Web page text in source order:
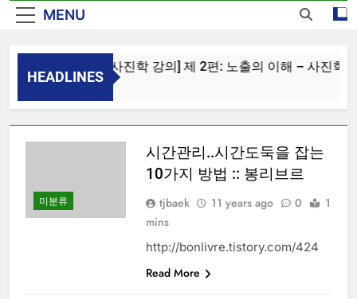
하루 ‘3분’ 투자로 ‘거북목’ 탈출하는 스트레칭법 8
MENU
HEADLINES
Vingle – [사진학 강의] 제 2편: 노출의 이해 – 사진학
미분류
시간관리..시간도둑을 잡는
10가지 방법 :: 봉리브르
tjbaek 11 years ago 0
1
mins
http://bonlivre.tistory.com/424
Read More